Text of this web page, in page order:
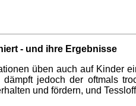
- und ihre Ergebnisse
üben auch auf Kinder
jedoch der oftmals
und fördern, und